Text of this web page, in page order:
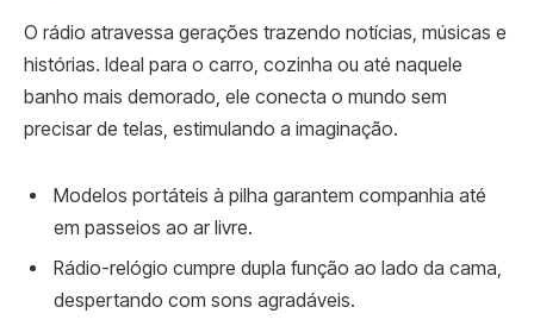
O rádio atravessa gerações trazendo notícias, músicas e
histórias. Ideal para o carro, cozinha ou até naquele
banho mais demorado, ele conecta o mundo sem
precisar de telas, estimulando a imaginação.
Modelos portáteis à pilha garantem companhia até
em passeios ao ar livre.
Rádio-relógio cumpre dupla função ao lado da cama,
despertando com sons agradáveis.